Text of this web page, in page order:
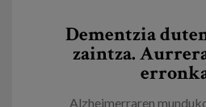
Dementzia
zaintza.
Alzheimerraren